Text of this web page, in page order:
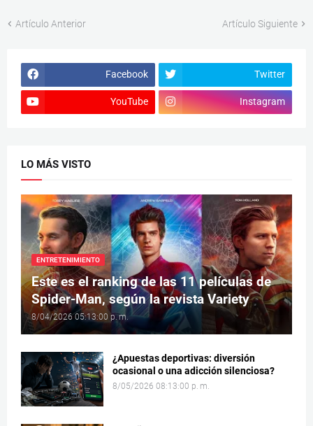
Artículo Anterior Artículo Siguiente
Facebook Twitter
YouTube Instagram
LO MÁS VISTO
ENTRETENIMIENTO
Este es el ranking de las 11 películas de
Spider-Man, según la revista Variety
8/04/2026 05:13:00 p. m.
¿Apuestas deportivas: diversión
ocasional o una adicción silenciosa?
8/05/2026 08:13:00 p. m.